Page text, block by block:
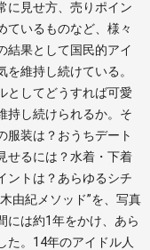
に見せ方、売りポイン
ているものなど、様々
結果として国民的アイ
を維持し続けている。
としてどうすれば可愛
持し続けられるか。そ
服装は？おうちデート
せるには？水着・下着
ントは？あらゆるシチ
由紀メソッド”を、写真
には約1年をかけ、あら
た。14年のアイドル人